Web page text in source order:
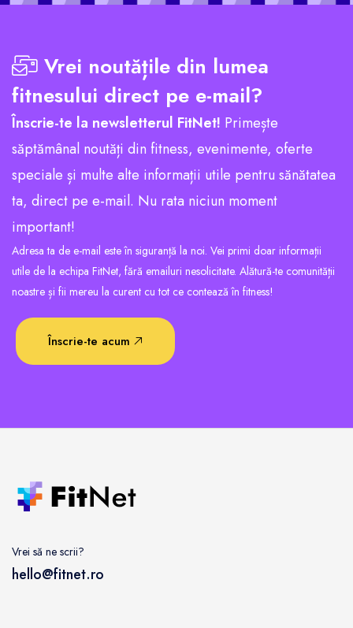
Vrei noutățile din lumea
fitnesului direct pe e-mail?
Înscrie-te la newsletterul FitNet! Primește
săptămânal noutăți din fitness, evenimente, oferte
speciale și multe alte informații utile pentru sănătatea
ta, direct pe e-mail. Nu rata niciun moment
important!
Adresa ta de e-mail este în siguranță la noi. Vei primi doar informații
utile de la echipa FitNet, fără emailuri nesolicitate. Alătură-te comunității
noastre și fii mereu la curent cu tot ce contează în fitness!
Înscrie-te acum
Vrei să ne scrii?
hello@fitnet.ro